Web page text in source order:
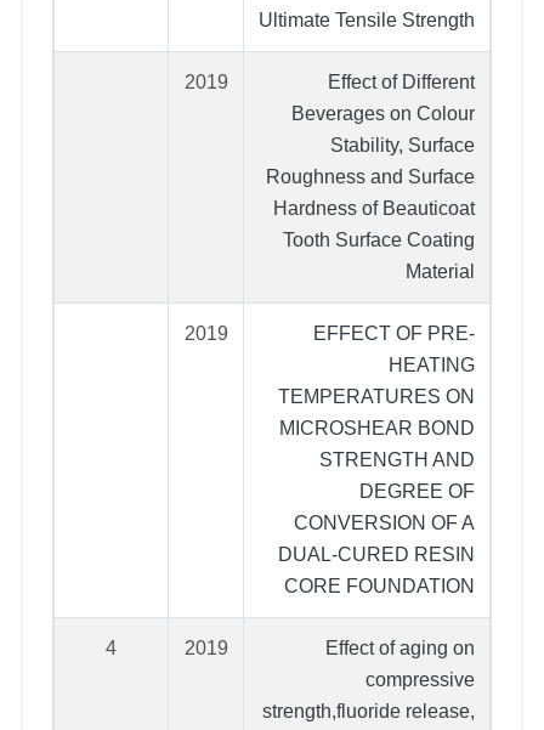
Ultimate Tensile Strength
Effect of Different
Beverages on Colour
Stability, Surface
Roughness and Surface
Hardness of Beauticoat
Tooth Surface Coating
Material
2019
EFFECT OF PRE-
HEATING
TEMPERATURES ON
MICROSHEAR BOND
STRENGTH AND
DEGREE OF
CONVERSION OF A
DUAL-CURED RESIN
CORE FOUNDATION
2019
Effect of aging on
compressive
strength,fluoride release,
2019
4